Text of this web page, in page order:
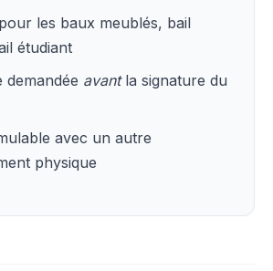
les baux meublés, bail
étudiant
avantla signature du
avec un autre
physique